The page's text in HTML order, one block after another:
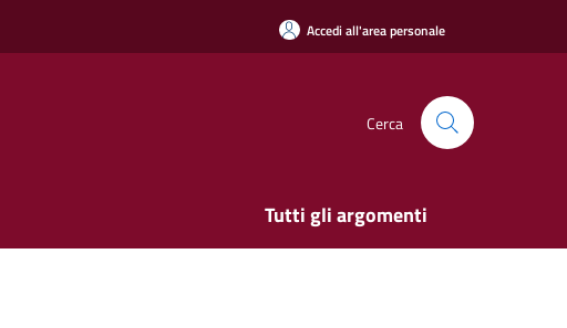
Accedi all'area personale
Cerca
Tutti gli argomenti